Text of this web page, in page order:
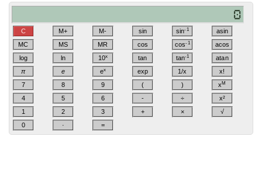
C M+ M- sin sin-1
asin
MC
MS MR cos cos-1
acos
log
ln 10x tan tan-1
atan
π
e ex exp 1/x
x!
7
8 9 ( ) xM
4 5 6 - ÷
x²
1
2 3 + ×
√
0
· =